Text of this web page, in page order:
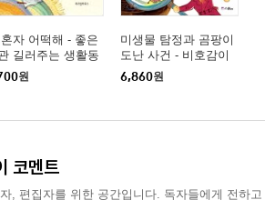
자 어떡해 - 좋은
길러주는 생활동
원
미생물 탐정과 곰팡이
도난 사건 - 비호감이
호감 되는 생활과학 02
6,860원
코멘트
, 편집자를 위한 공간입니다. 독자들에게 전하